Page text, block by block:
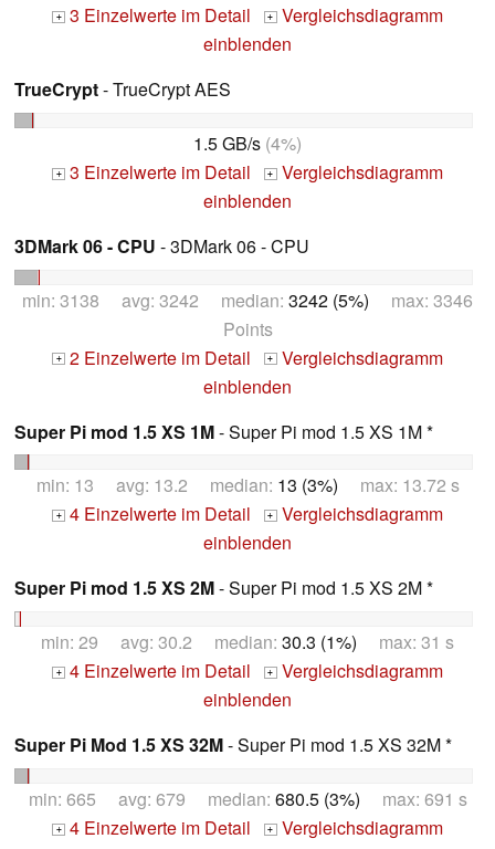
+ 3 Einzelwerte im Detail + Vergleichsdiagramm
einblenden
TrueCrypt- TrueCrypt AES
1.5 GB/s (4%)
+ 3 Einzelwerte im Detail + Vergleichsdiagramm
einblenden
3DMark 06 - CPU - 3DMark 06 - CPU
min: 3138 avg: 3242 median: 3242 (5%) max: 3346
Points
+ 2 Einzelwerte im Detail + Vergleichsdiagramm
einblenden
Super Pi mod 1.5 XS 1M- Super Pi mod 1.5 XS 1M *
min: 13 avg: 13.2 median: 13 (3%) max: 13.72 s
+ 4 Einzelwerte im Detail + Vergleichsdiagramm
einblenden
Super Pi mod 1.5 XS 2M- Super Pi mod 1.5 XS 2M *
min: 29 avg: 30.2 median: 30.3 (1%) max: 31 s
+ 4 Einzelwerte im Detail + Vergleichsdiagramm
einblenden
Super Pi Mod 1.5 XS 32M- Super Pi mod 1.5 XS 32M *
min: 665 avg: 679 median: 680.5 (3%) max: 691 s
+ 4 Einzelwerte im Detail + Vergleichsdiagramm